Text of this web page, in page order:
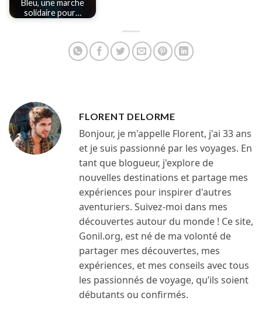
Bleu, une marche
solidaire pour…
FLORENT DELORME
Bonjour, je m'appelle Florent, j'ai 33 ans
et je suis passionné par les voyages. En
tant que blogueur, j'explore de
nouvelles destinations et partage mes
expériences pour inspirer d'autres
aventuriers. Suivez-moi dans mes
découvertes autour du monde ! Ce site,
Gonil.org, est né de ma volonté de
partager mes découvertes, mes
expériences, et mes conseils avec tous
les passionnés de voyage, qu’ils soient
débutants ou confirmés.